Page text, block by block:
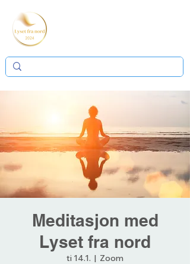
Meditasjon med
Lyset fra nord
ti 14.1.
  |
Zoom